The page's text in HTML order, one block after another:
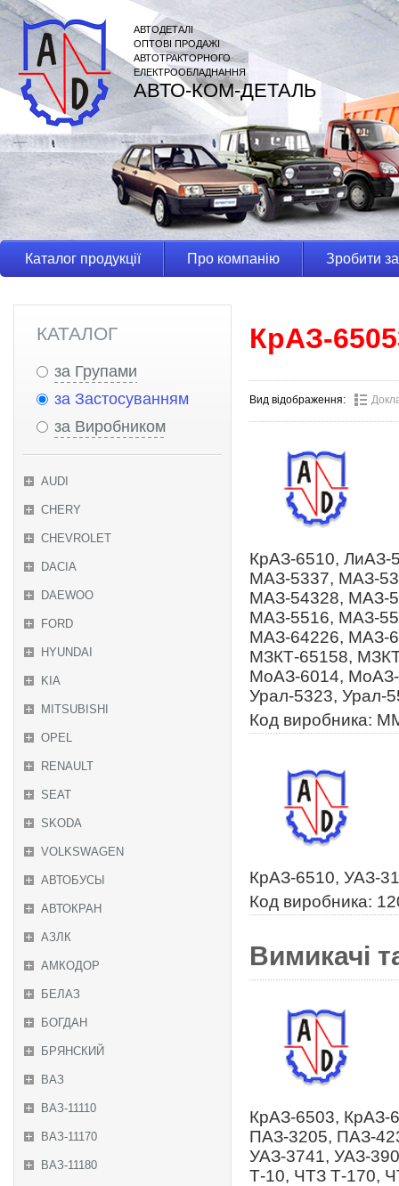
АВТОДЕТАЛІ
ОПТОВІ ПРОДАЖІ
АВТОТРАКТОРНОГО
ЕЛЕКТРООБЛАДНАННЯ
АВТО-КОМ-ДЕТАЛЬ
Каталог продукції Про компанію Зробити
КАТАЛОГ
за Групами
за Застосуванням
за Виробником
AUDI
CHERY
CHEVROLET
DACIA
DAEWOO
FORD
HYUNDAI
KIA
MITSUBISHI
OPEL
RENAULT
SEAT
SKODA
VOLKSWAGEN
АВТОБУСЫ
АВТОКРАН
АЗЛК
АМКОДОР
БЕЛАЗ
БОГДАН
БРЯНСКИЙ
ВАЗ
ВАЗ-11110
ВАЗ-11170
ВАЗ-11180
КрАЗ-
Вид відображення:
КрАЗ-6510,
МАЗ-5337, МАЗ-
МАЗ-54328, МАЗ-
МАЗ-5516, МАЗ-
МАЗ-64226, МАЗ-
МЗКТ-65158,
МоАЗ-6014,
Урал-5323, Урал-
Код виробника:
КрАЗ-6510, УАЗ-
Код виробника:
Вимикачі
КрАЗ-6503, КрАЗ-
ПАЗ-3205, ПАЗ-
УАЗ-3741, УАЗ-
Т-10, ЧТЗ Т-170,